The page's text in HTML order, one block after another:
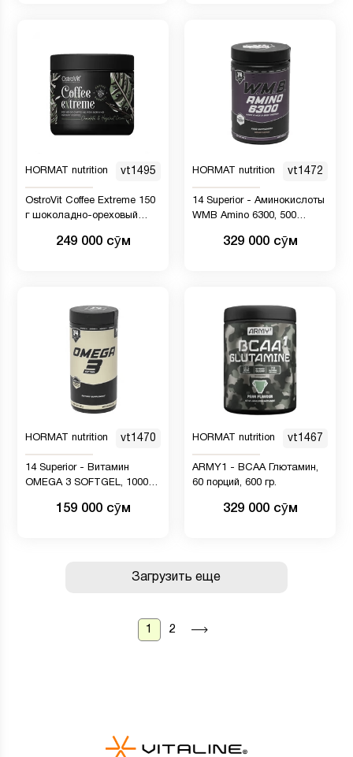
HORMAT nutrition vt1495
OstroVit Coffee Extreme 150
г шоколадно-ореховый
249 000 сӯм
HORMAT nutrition vt1472
14 Superior - Аминокислоты
WMB Amino 6300, 500
добавка329 000 сӯм
HORMAT nutrition vt1470
14 Superior - Витамин
OMEGA 3 SOFTGEL, 1000
159 000 сӯм
HORMAT nutrition vt1467
ARMY1 - BCAA Глютамин,
60 порций, 600 гр.
329 000 сӯм
Загрузить еще
1 2